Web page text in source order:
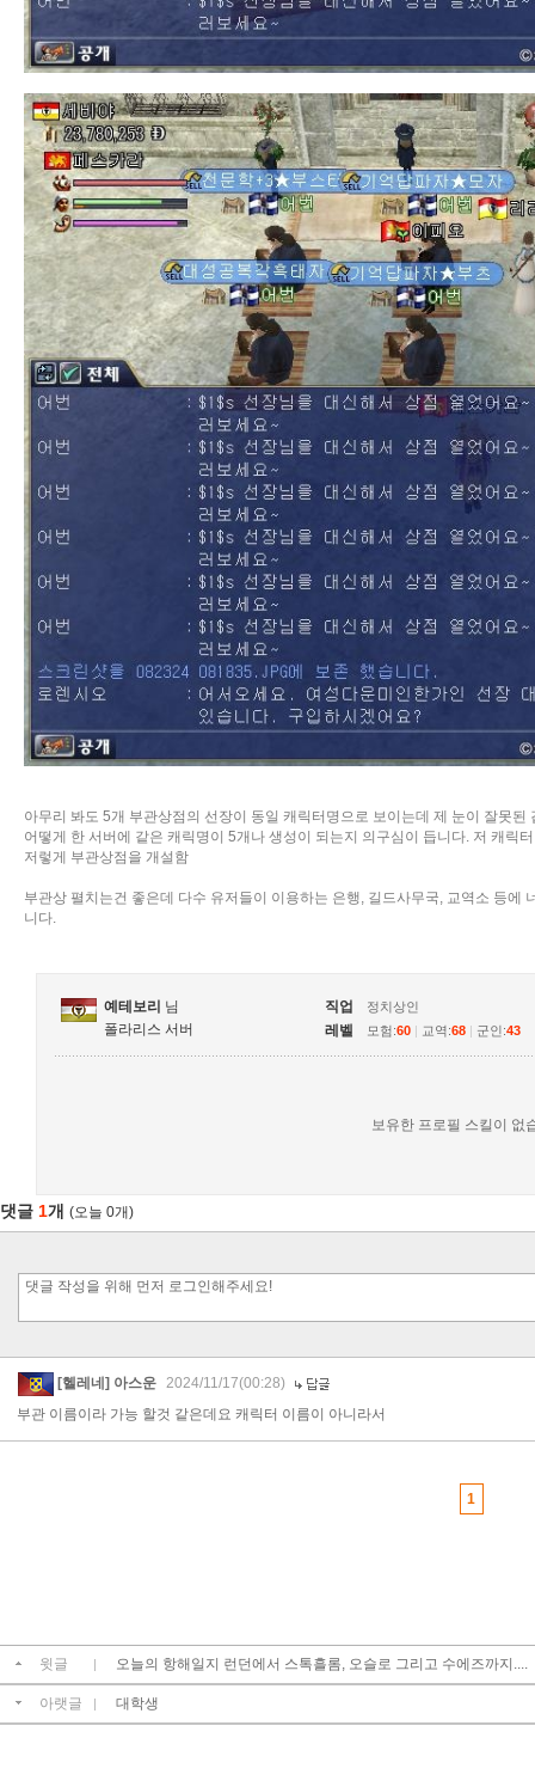
아무리 봐도 5개 부관상점의 선장이 동일 캐릭터명으로 보이는데 제 눈이 잘못된
어떻게 한 서버에 같은 캐릭명이 5개나 생성이 되는지 의구심이 듭니다. 저 캐릭
저렇게 부관상점을 개설함
부관상 펼치는건 좋은데 다수 유저들이 이용하는 은행, 길드사무국, 교역소 등에
니다.
예테보리 님
폴라리스 서버
직업 정치상인
레벨 모험:60 | 교역:68 | 군인:43
보유한 프로필 스킬이 없
댓글 1개 (오늘 0개)
[헬레네] 아스운 2024/11/17(00:28)
부관 이름이라 가능 할것 같은데요 캐릭터 이름이 아니라서
1
윗글 | 오늘의 항해일지 런던에서 스톡흘롬, 오슬로 그리고 수에즈까지....
아랫글 | 대학생